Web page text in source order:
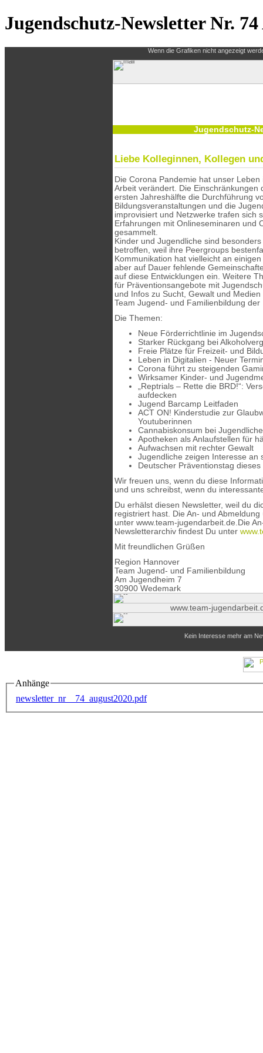
Jugendschutz-Newsletter Nr.
Anhänge
newsletter_nr__74_august2020.pdf